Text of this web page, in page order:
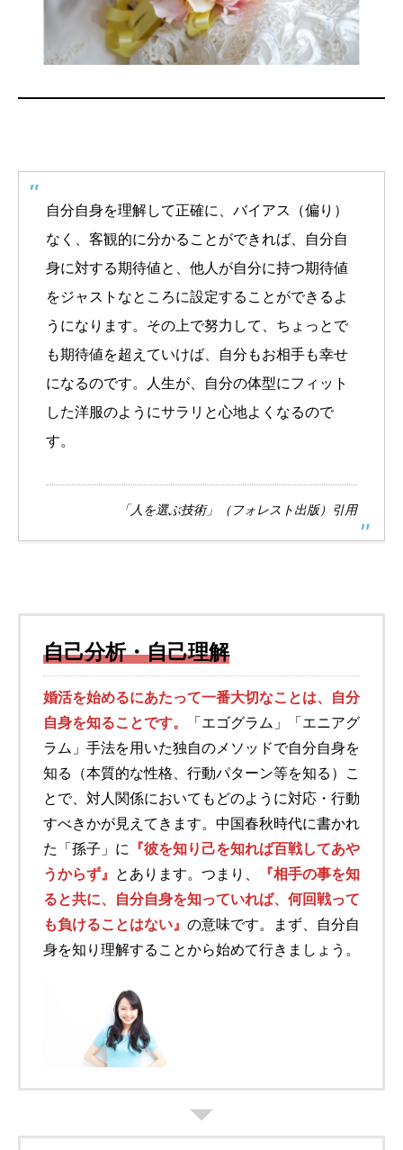
自分自身を理解して正確に、バイアス（偏り）
なく、客観的に分かることができれば、自分自
身に対する期待値と、他人が自分に持つ期待値
をジャストなところに設定することができるよ
うになります。その上で努力して、ちょっとで
も期待値を超えていけば、自分もお相手も幸せ
になるのです。人生が、自分の体型にフィット
した洋服のようにサラリと心地よくなるので
す。
「人を選ぶ技術」（フォレスト出版）引用
自己分析・自己理解
婚活を始めるにあたって一番大切なことは、自分
自身を知ることです。
「エゴグラム」「エニアグ
ラム」手法を用いた独自のメソッドで自分自身を
知る（本質的な性格、行動パターン等を知る）こ
とで、対人関係においてもどのように対応・行動
すべきかが見えてきます。中国春秋時代に書かれ
た「孫子」に 『彼を知り己を知れば百戦してあや
うからず』
とあります。つまり、
『相手の事を知
ると共に、自分自身を知っていれば、何回戦って
も負けることはない』 の意味です。まず、自分自
身を知り理解することから始めて行きましょう。